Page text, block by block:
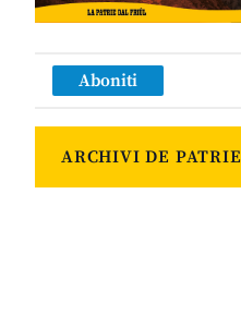
Aboniti
ARCHIVI DE PATRIE